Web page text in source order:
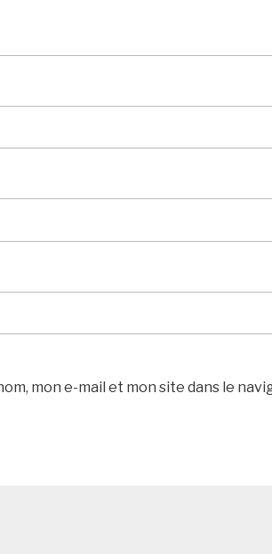
mon e-mail et mon site dans le